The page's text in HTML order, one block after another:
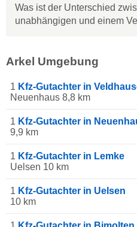
Was ist der Unterschied
unabhängigen und einem
Arkel Umgebung
1 Kfz-Gutachter in
Neuenhaus 8,8 km
1 Kfz-Gutachter in
9,9 km
1 Kfz-Gutachter in Lemke
Uelsen 10 km
1 Kfz-Gutachter in Uelsen
10 km